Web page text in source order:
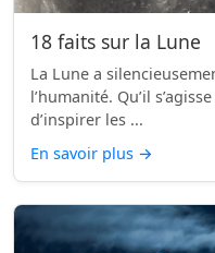
18 faits sur la Lune
La Lune a
l’humanité. Qu’il
d’inspirer les ...
En savoir plus →